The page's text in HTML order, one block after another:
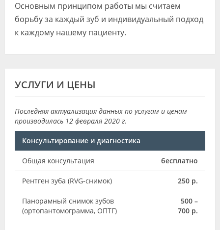
Основным принципом работы мы считаем
борьбу за каждый зуб и индивидуальный подход
к каждому нашему пациенту.
УСЛУГИ И ЦЕНЫ
Последняя актуализация данных по услугам и ценам
производилась 12 февраля 2020 г.
Консультирование и диагностика
Общая консультация бесплатно
Рентген зуба (RVG-снимок) 250 р.
Панорамный снимок зубов
(ортопантомограмма, ОПТГ)
500 –
700 р.